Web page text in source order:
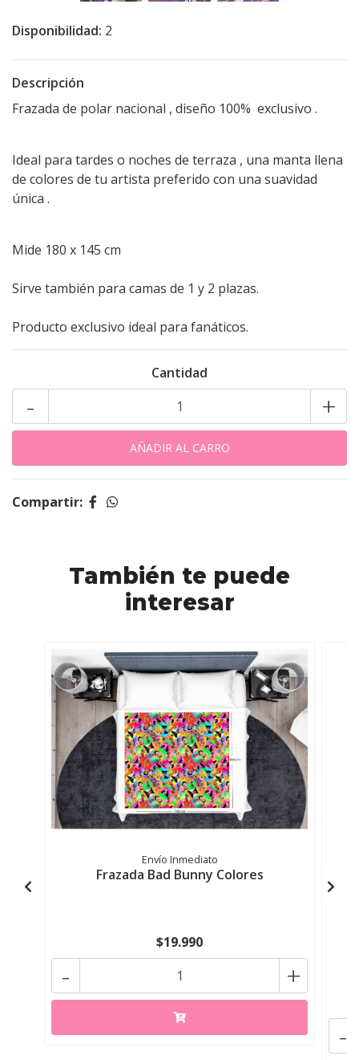
Disponibilidad: 2
Descripción
Frazada de polar nacional , diseño 100% exclusivo .
Ideal para tardes o noches de terraza , una manta llena
de colores de tu artista preferido con una suavidad
única .
Mide 180 x 145 cm
Sirve también para camas de 1 y 2 plazas.
Producto exclusivo ideal para fanáticos.
Cantidad
+
-
Compartir:
También te puede
interesar
Envío Inmediato
Frazada Bad Bunny Colores
$19.990
+
-
-